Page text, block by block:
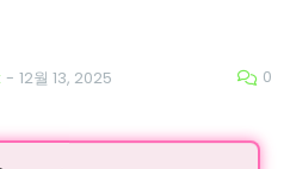
- 12월 13, 2025 0